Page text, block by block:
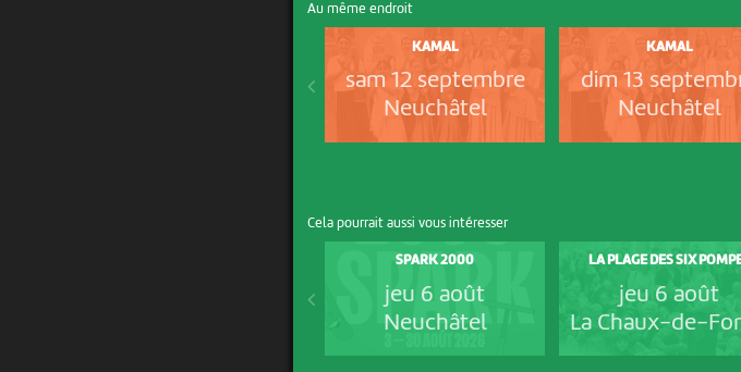
Au même endroit
KAMAL
sam 12 septembre
Neuchâtel
KAMAL
dim 13
Neuchâtel
Cela pourrait aussi vous intéresser
SPARK 2000
jeu 6 août
Neuchâtel
LA PLAGE DES SIX
jeu 6 août
La Chaux-de-